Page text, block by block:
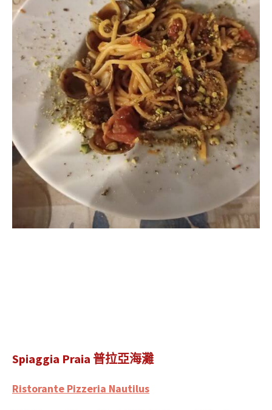
Spiaggia Praia 普拉亞海灘
Ristorante Pizzeria Nautilus